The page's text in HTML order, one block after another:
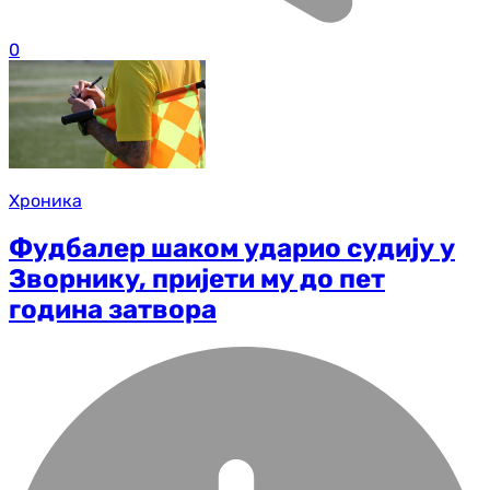
0
Хроника
Фудбалер шаком ударио судију у
Зворнику, пријети му до пет
година затвора